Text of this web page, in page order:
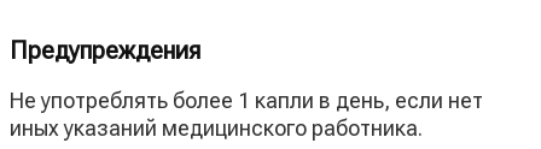
Предупреждения
Не употреблять более 1 капли в день, если нет
иных указаний медицинского работника.